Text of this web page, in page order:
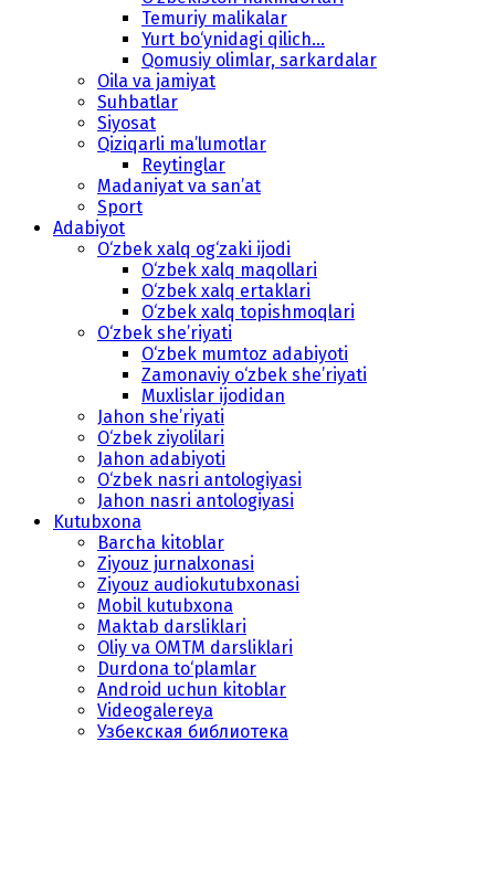
Temuriy malikalar
Yurt bo‘ynidagi qilich...
Qomusiy olimlar, sarkardalar
Oila va jamiyat
Suhbatlar
Siyosat
Qiziqarli ma’lumotlar
Reytinglar
Madaniyat va san’at
Sport
Adabiyot
O‘zbek xalq og‘zaki ijodi
O‘zbek xalq maqollari
O‘zbek xalq ertaklari
O‘zbek xalq topishmoqlari
O‘zbek she’riyati
O‘zbek mumtoz adabiyoti
Zamonaviy o‘zbek she’riyati
Muxlislar ijodidan
Jahon she’riyati
O‘zbek ziyolilari
Jahon adabiyoti
O‘zbek nasri antologiyasi
Jahon nasri antologiyasi
Kutubxona
Barcha kitoblar
Ziyouz jurnalxonasi
Ziyouz audiokutubxonasi
Mobil kutubxona
Maktab darsliklari
Oliy va OMTM darsliklari
Durdona to‘plamlar
Android uchun kitoblar
Videogalereya
Узбекская библиотека